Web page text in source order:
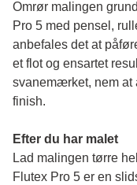
Omrør malingen
Pro 5 med pensel,
anbefales det at
et flot og ensartet
svanemærket, nem at
finish.
Efter du har malet
Lad malingen tørre
Flutex Pro 5 er en